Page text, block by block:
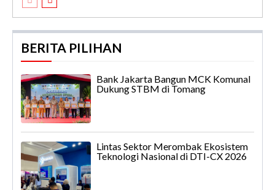
BERITA PILIHAN
Bank Jakarta Bangun MCK Komunal
Dukung STBM di Tomang
Lintas Sektor Merombak Ekosistem
Teknologi Nasional di DTI-CX 2026